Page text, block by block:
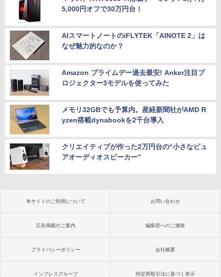
5,000円オフで30万円台！
AIスマートノートのiFLYTEK「AINOTE 2」は
なぜ魅力的なのか？
Amazon プライムデー過去最安! Anker注目プ
ロジェクター3モデルを使ってみた
メモリ32GBでも予算内。産経新聞社がAMD R
yzen搭載dynabookを2千台導入
クリエイティブが作った2万円台の“小さなピュ
アオーディオスピーカー”
本サイトのご利用について お問い合わせ
広告掲載のご案内 編集部へのご連絡
プライバシーポリシー 会社概要
インプレスグループ 特定商取引法に基づく表示